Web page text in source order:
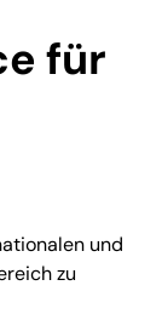
für
und
zu